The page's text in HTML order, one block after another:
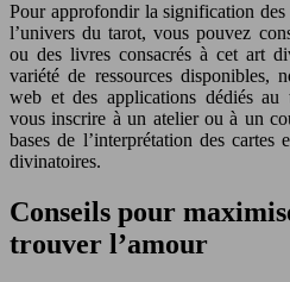
Pour approfondir la signification
l’univers du tarot, vous pouvez
ou des livres consacrés à cet art
variété de ressources disponibles,
web et des applications dédiés au
vous inscrire à un atelier ou à un
bases de l’interprétation des cartes
divinatoires.
Conseils pour
trouver l’amour